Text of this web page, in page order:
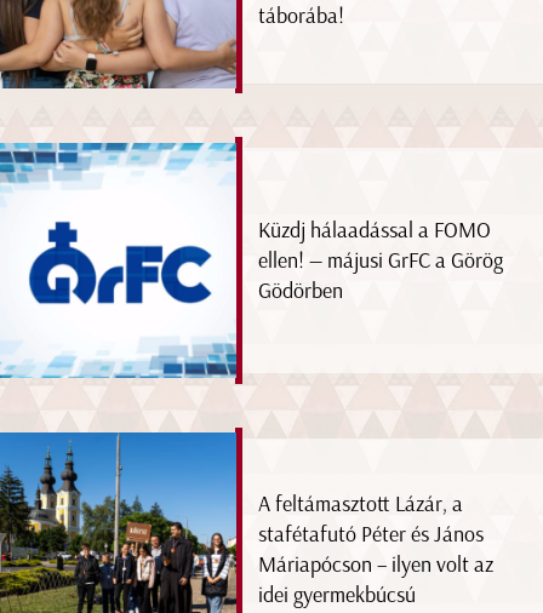
táborába!
Küzdj hálaadással a FOMO
ellen! — májusi GrFC a Görög
Gödörben
A feltámasztott Lázár, a
stafétafutó Péter és János
Máriapócson – ilyen volt az
idei gyermekbúcsú